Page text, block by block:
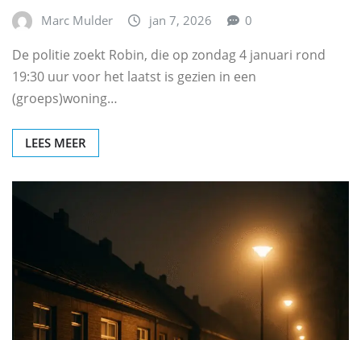
Marc Mulder jan 7, 2026 0
De politie zoekt Robin, die op zondag 4 januari rond
19:30 uur voor het laatst is gezien in een
(groeps)woning…
LEES MEER